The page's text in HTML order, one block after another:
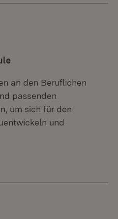
an den Beruflichen
passenden
um sich für den
und